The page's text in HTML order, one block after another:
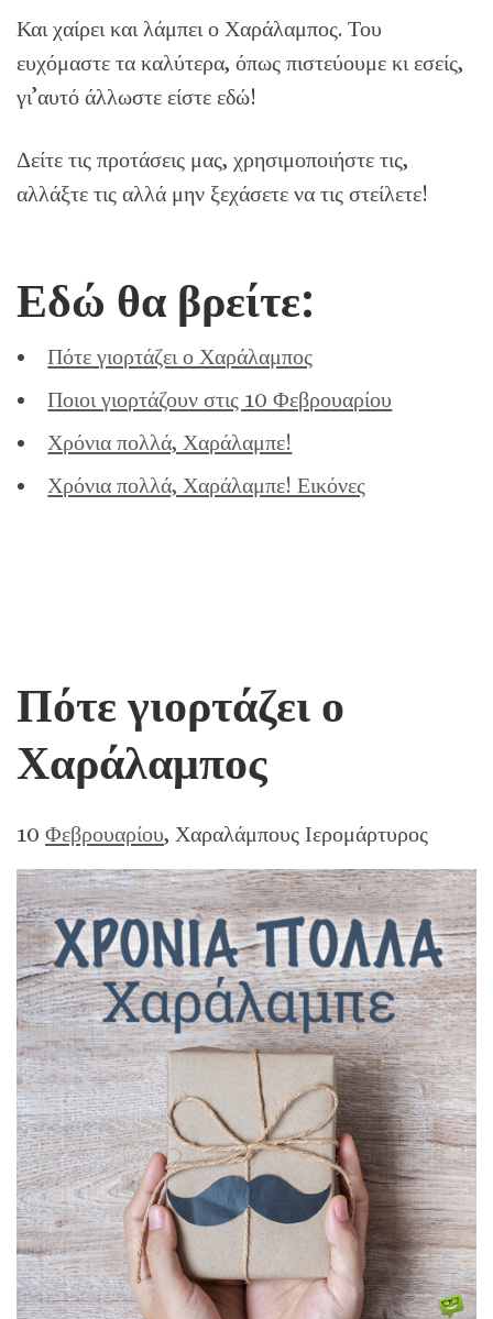
Και χαίρει και λάμπει ο Χαράλαμπος. Του
ευχόμαστε τα καλύτερα, όπως πιστεύουμε κι εσείς,
γι’αυτό άλλωστε είστε εδώ!
Δείτε τις προτάσεις μας, χρησιμοποιήστε τις,
αλλάξτε τις αλλά μην ξεχάσετε να τις στείλετε!
Εδώ θα βρείτε:
Πότε γιορτάζει ο Χαράλαμπος
Ποιοι γιορτάζουν στις 10 Φεβρουαρίου
Χρόνια πολλά, Χαράλαμπε!
Χρόνια πολλά, Χαράλαμπε! Εικόνες
Πότε γιορτάζειο
Χαράλαμπος
10 Φεβρουαρίου, Χαραλάμπους Ιερομάρτυρος